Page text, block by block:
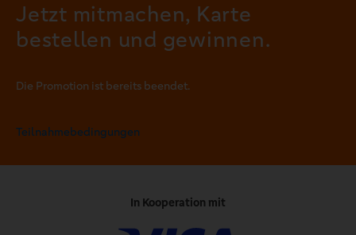
Jetzt mitmachen, Karte
bestellen und gewinnen.
Die Promotion ist bereits beendet.
Teilnahmebedingungen
In Kooperation mit